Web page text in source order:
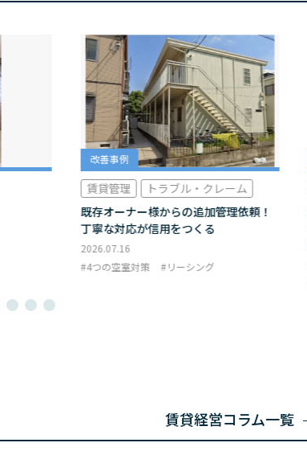
改善事例
賃貸管理
トラブル・クレーム
既存オーナー様からの追加管理依頼！
丁寧な対応が信用をつくる
2026.07.16
4つの空室対策
リーシング
賃貸経営コラム一覧